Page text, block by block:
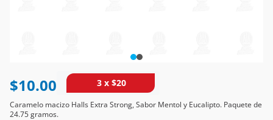
$10.00 3 x $20
Caramelo macizo Halls Extra Strong, Sabor Mentol y Eucalipto. Paquete de
24.75 gramos.